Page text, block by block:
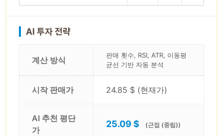
AI 투자 전략
계산 방식
판매 횟수, RSI, ATR, 이동평
균선 기반 자동 분석
시작 판매가 24.85 $ (현재가)
AI 추천 평단
가
25.09 $ (근접 (중립))